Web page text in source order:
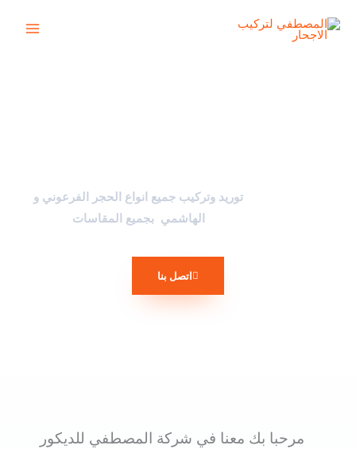
إلى
توريد وتركيب جميع انواع الحجر الفرعوني و
الهاشمي بجميع المقاسات
اتصل بنا
مرحبا بك معنا في شركة المصطفي للديكور